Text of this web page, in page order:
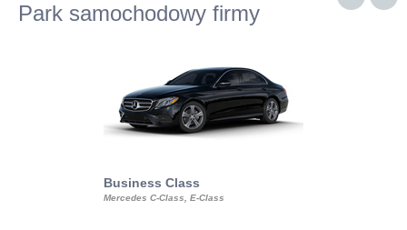
Park samochodowy firmy
Business Class
Mercedes C-Class, E-Class